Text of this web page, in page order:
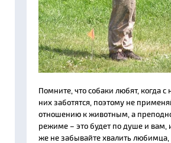
Помните, что собаки любят, когда
них заботятся, поэтому не
отношению к животным, а
режиме – это будет по душе и вам,
же не забывайте хвалить любимца,